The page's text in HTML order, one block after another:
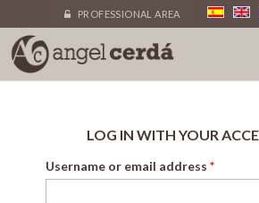
PROFESSIONAL AREA
LOG IN WITH YOUR
Username or email address *